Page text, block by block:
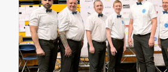
Kampfrichter
YOKOSO Dutch